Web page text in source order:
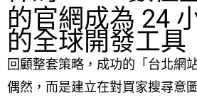
的官網成為 24
的全球開發工具
回顧整套策略，成功的「台北網
偶然，而是建立在對買家搜尋意